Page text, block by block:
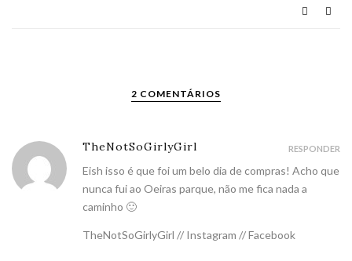
2 COMENTÁRIOS
TheNotSoGirlyGirl
Eish isso é que foi um belo dia de compras! Acho que
nunca fui ao Oeiras parque, não me fica nada a
caminho 🙂
TheNotSoGirlyGirl // Instagram //Facebook
RESPONDER